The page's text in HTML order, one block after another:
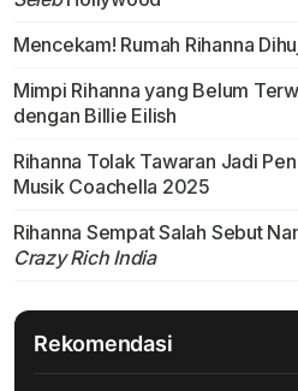
Mencekam! Rumah Rihanna
Mimpi Rihanna yang Belum
dengan Billie Eilish
Rihanna Tolak Tawaran Jadi
Musik Coachella 2025
Rihanna Sempat Salah Sebut
Crazy Rich India
Rekomendasi